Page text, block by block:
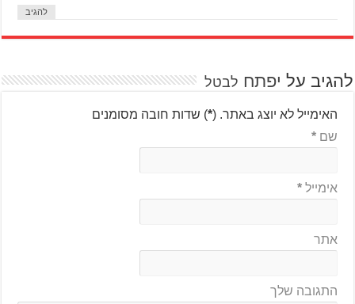
להגיב
להגיב על יפתח לבטל
האימייל לא יוצג באתר. (
*) שדות חובה מסומנים
שם*
אימייל*
אתר
התגובה שלך